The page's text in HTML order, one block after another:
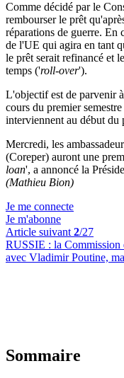
Comme décidé par le
rembourser le prêt
réparations de guerre. En
de l'UE qui agira en tant
le prêt serait refinancé et
temps ('roll-over').
L'objectif est de parvenir
cours du premier
interviennent au début du
Mercredi, les
(Coreper) auront une
loan', a annoncé la
(Mathieu Bion)
Je me connecte
Je m'abonne
Article suivant 2/27
RUSSIE : la Commission
avec Vladimir Poutine,
Sommaire